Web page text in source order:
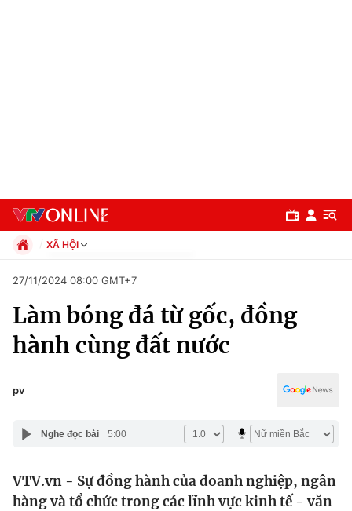
Chuyên mục
Chính trị
Xã hội
Y tế
XÃ HỘI
Xã hội
Pháp luật
Thể thao
Đời sống
Giáo dục
27/11/2024 08:00 GMT+7
Làm bóng đá từ gốc, đồng
hành cùng đất nước
pv
Nghe đọc bài 5:00
VTV.vn - Sự đồng hành của doanh nghiệp, ngân
hàng và tổ chức trong các lĩnh vực kinh tế - văn